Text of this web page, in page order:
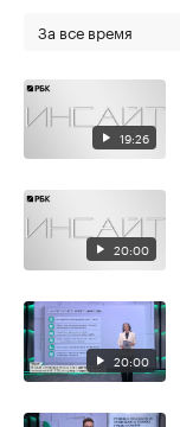
За все время
19:26
20:00
20:00